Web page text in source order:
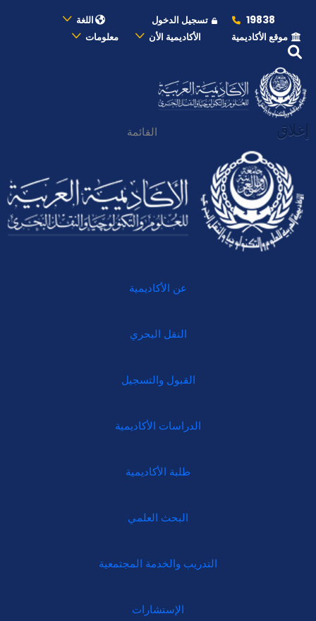
19838 تسجيل الدخول
اللغة
موقع الأكاديمية
الأكاديمية الأن معلومات
إغلاق القائمة
عن الأكاديمية
النقل البحري
القبول والتسجيل
الدراسات الأكاديمية
طلبة الأكاديمية
البحث العلمي
التدريب والخدمة المجتمعية
الإستشارات